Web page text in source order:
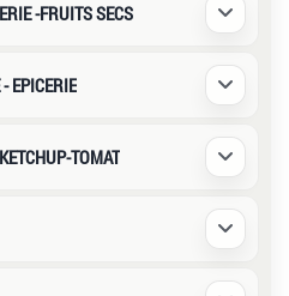
-FRUITS SECS Déplier
EPICERIE Déplier
TOMAT Déplier
Déplier